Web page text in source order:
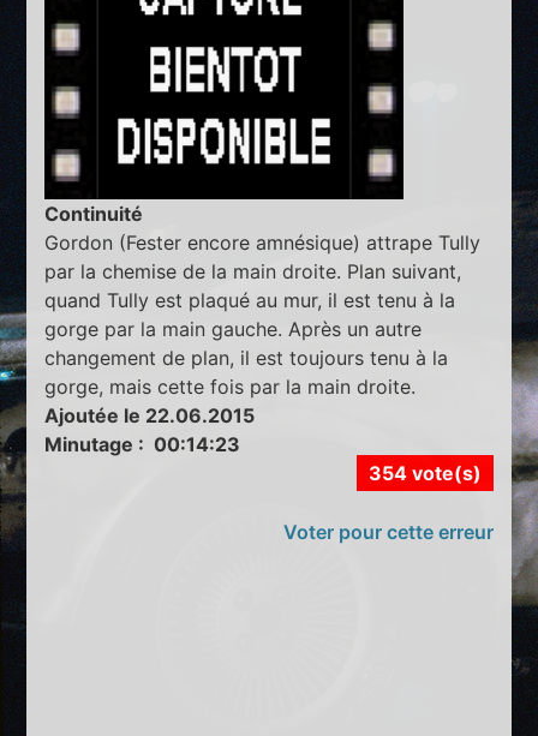
Continuité
Gordon (Fester encore amnésique) attrape Tully
par la chemise de la main droite. Plan suivant,
quand Tully est plaqué au mur, il est tenu à la
gorge par la main gauche. Après un autre
changement de plan, il est toujours tenu à la
gorge, mais cette fois par la main droite.
Ajoutée le 22.06.2015
Minutage : 00:14:23
354 vote(s)
Voter pour cette erreur